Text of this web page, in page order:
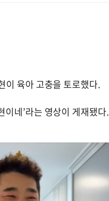
이 육아 고충을 토로했다.
이네’라는 영상이 게재됐다.